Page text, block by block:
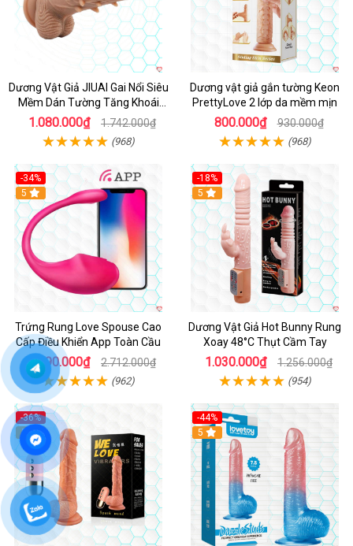
Dương Vật Giả JIUAI Gai Nổi Siêu
Mềm Dán Tường Tăng Khoái
Cảm
1.080.000₫ 1.742.000₫
(968)
Dương vật giả gắn tường Keon
PrettyLove 2 lớp da mềm mịn
800.000₫ 930.000₫
(968)
-34%
5
Trứng Rung Love Spouse Cao
Cấp Điều Khiển App Toàn Cầu
1.790.000₫ 2.712.000₫
(962)
-18%
Hot
5
Dương Vật Giả Hot Bunny Rung
Xoay 48°C Thụt Cầm Tay
1.030.000₫ 1.256.000₫
(954)
-36%
5
-44%
Hot
5